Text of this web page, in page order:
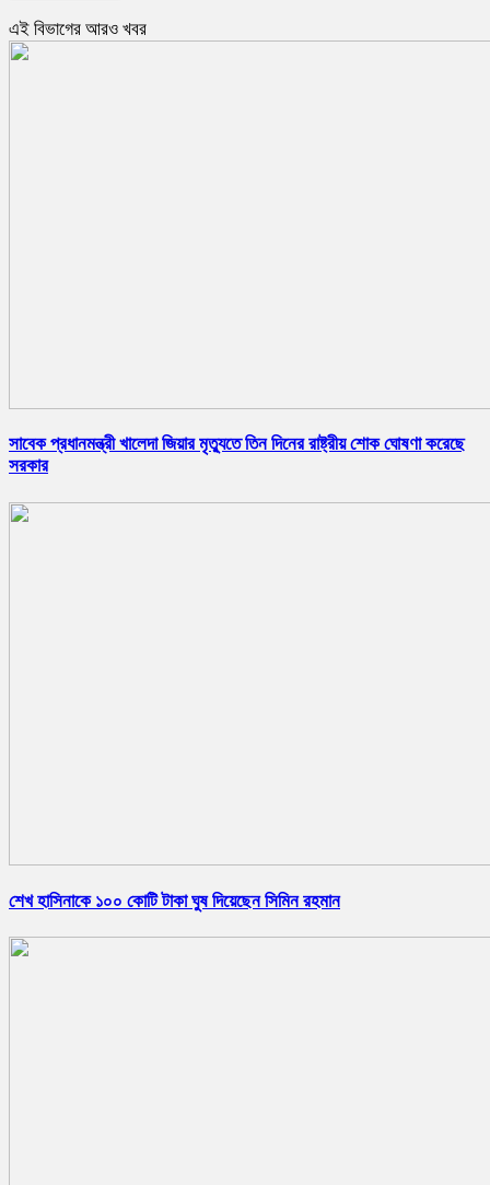
এই বিভাগের আরও খবর
সাবেক প্রধানমন্ত্রী খালেদা জিয়ার মৃত্যুতে তিন দিনের রাষ্ট্রীয় শোক ঘোষণা করেছে
সরকার
শেখ হাসিনাকে ১০০ কোটি টাকা ঘুষ দিয়েছেন সিমিন রহমান